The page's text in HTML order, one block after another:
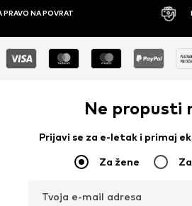
PRAVO NA POVRAT
Ne propusti
Prijavi se za e-letak i primaj
Za žene
Tvoja e-mail adresa